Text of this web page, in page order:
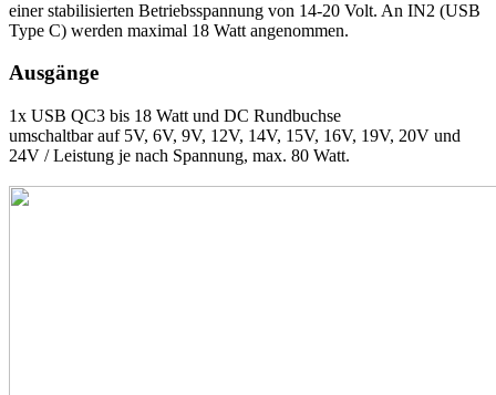
einer stabilisierten Betriebsspannung von 14-20 Volt. An IN2 (USB
Type C) werden maximal 18 Watt angenommen.
Ausgänge
1x USB QC3 bis 18 Watt und DC Rundbuchse
umschaltbar auf 5V, 6V, 9V, 12V, 14V, 15V, 16V, 19V, 20V und
24V / Leistung je nach Spannung, max. 80 Watt.